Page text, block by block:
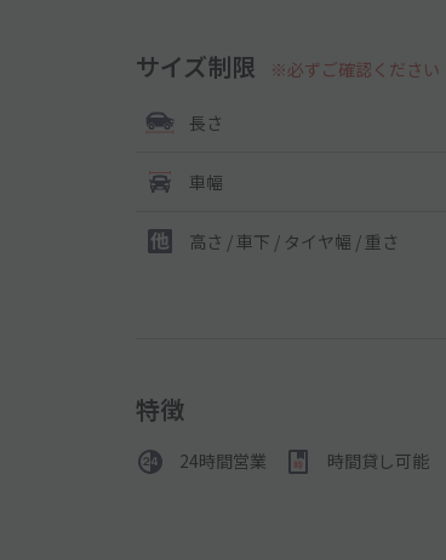
サイズ制限 ※必ずご確認ください
長さ
車幅
高さ / 車下 / タイヤ幅 / 重さ
特徴
24時間営業 時間貸し可能